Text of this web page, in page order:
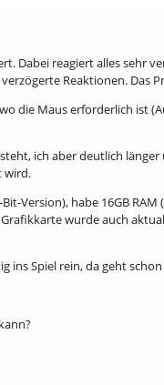
Dabei reagiert alles sehr
Reaktionen.
die Maus erforderlich ist
ich aber deutlich
wird.
Version), habe 16GB
wurde auch
ins Spiel rein, da geht